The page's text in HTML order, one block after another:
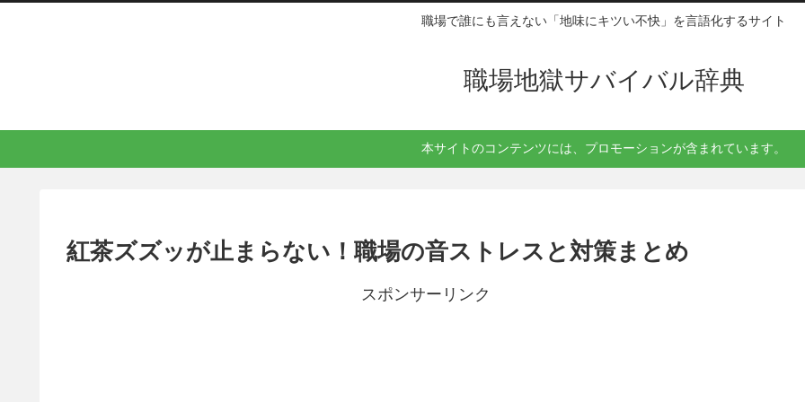
職場で誰にも言えない「地味にキツい不快」を言語化するサイト
職場地獄サバイバル辞典
本サイトのコンテンツには、プロモーションが含まれています。
紅茶ズズッが止まらない！職場の音ストレスと対策まとめ
スポンサーリンク